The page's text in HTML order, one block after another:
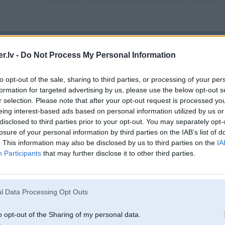
- Do Not Process My Personal Information
opt-out of the sale, sharing to third parties, or processing of your
for targeted advertising by us, please use the below opt-out
selection. Please note that after your opt-out request is processed
interest-based ads based on personal information utilized by us
to third parties prior to your opt-out. You may separately
of your personal information by third parties on the IAB’s list of
This information may also be disclosed by us to third parties on the
Participants that may further disclose it to other third parties.
Data Processing Opt Outs
opt-out of the Sharing of my personal data.
05 May 2023, 12:39:23 @marcissrakstīja:
kādu foam cannon pie saviem karcheriem varat ieteikt? Pašlaik
pašķidras nevis, kā skūšanās putas reklāmas video. Šampūni arī
(1.1mm -> 1mm), rezultātā karchers strādā pulse režīmā (on-off-on-
Jocīgi, man aļika variants puto lieliski. oriģinālais Karcher pilnīga
man ir ļoti sen pirkts apmēram šāds:
https://www.aliexpress.com/item/32735486722.htm...Uid=GMlya1kNLJuB
man tieši tas pats, laikam vaina jāmekle šampūnā, tagad kkāds karcher
05. May 2023, 18:01